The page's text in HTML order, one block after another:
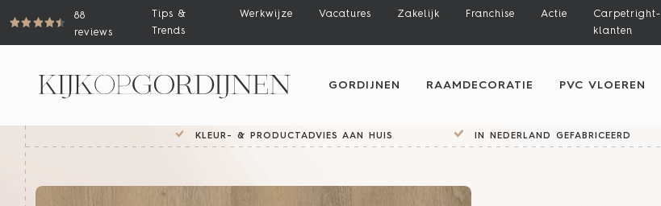
88
reviews
Tips &
Trends
Werkwijze Vacatures Zakelijk Franchise Actie
Carpetright-
klanten
GORDIJNEN RAAMDECORATIE PVC VLOEREN
KLEUR- & PRODUCTADVIES AAN HUIS IN NEDERLAND GEFABRICEERD